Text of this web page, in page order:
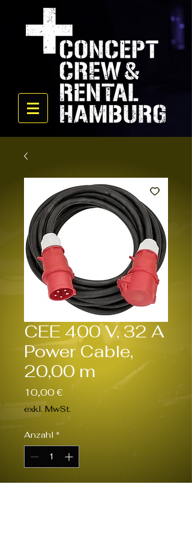
CEE 400 V, 32 A
Power Cable,
20,00 m
10,00 €Preis
exkl. MwSt.
Anzahl *